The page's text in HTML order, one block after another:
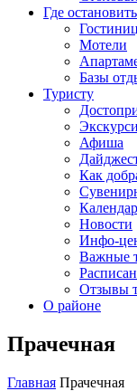
Где
Мотели
Базы
Туристу
Афиша
Как
Новости
Инфо-
Важные
Отзывы
О районе
Прачечная
Главная Прачечная